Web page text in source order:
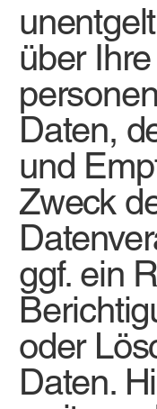
über
Daten,
und
Zweck
ggf. ein
oder
Daten.